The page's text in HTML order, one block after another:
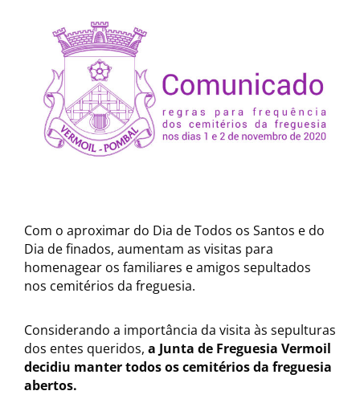
Com o aproximar do Dia de Todos os Santos e do
Dia de finados, aumentam as visitas para
homenagear os familiares e amigos sepultados
nos cemitérios da freguesia.
Considerando a importância da visita às sepulturas
dos entes queridos, a Junta de Freguesia Vermoil
decidiu manter todos os cemitérios da freguesia
abertos.